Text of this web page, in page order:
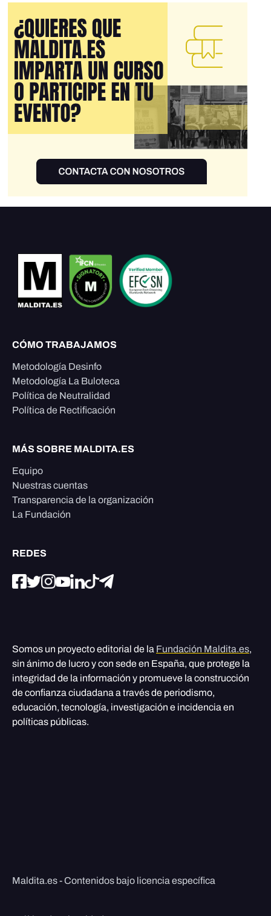
CÓMO TRABAJAMOS
Metodología Desinfo
Metodología La Buloteca
Política de Neutralidad
Política de Rectificación
MÁS SOBRE MALDITA.ES
Equipo
Nuestras cuentas
Transparencia de la organización
La Fundación
REDES
Somos un proyecto editorial de la Fundación Maldita.es,
sin ánimo de lucro y con sede en España, que protege la
integridad de la información y promueve la construcción
de confianza ciudadana a través de periodismo,
educación, tecnología, investigación e incidencia en
políticas públicas.
Maldita.es - Contenidos bajo licencia específica